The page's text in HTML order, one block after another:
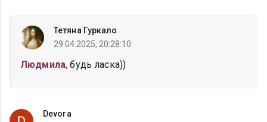
Тетяна Гуркало
29.04.2025, 20:28:10
Людмила, будь ласка))
Devora